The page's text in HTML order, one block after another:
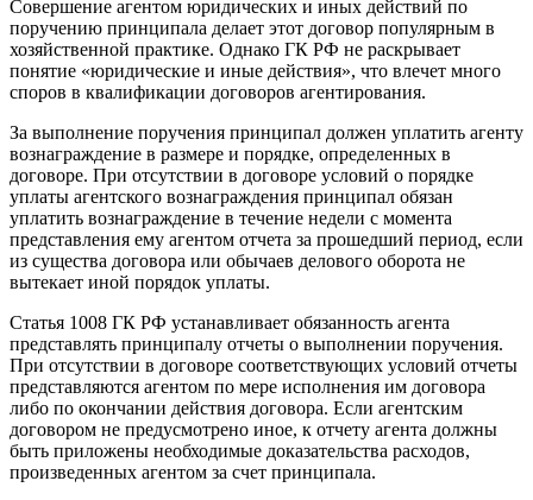
Совершение агентом юридических и иных действий по
поручению принципала делает этот договор популярным в
хозяйственной практике. Однако ГК РФ не раскрывает
понятие «юридические и иные действия», что влечет много
споров в квалификации договоров агентирования.
За выполнение поручения принципал должен уплатить агенту
вознаграждение в размере и порядке, определенных в
договоре. При отсутствии в договоре условий о порядке
уплаты агентского вознаграждения принципал обязан
уплатить вознаграждение в течение недели с момента
представления ему агентом отчета за прошедший период, если
из существа договора или обычаев делового оборота не
вытекает иной порядок уплаты.
Статья 1008 ГК РФ устанавливает обязанность агента
представлять принципалу отчеты о выполнении поручения.
При отсутствии в договоре соответствующих условий отчеты
представляются агентом по мере исполнения им договора
либо по окончании действия договора. Если агентским
договором не предусмотрено иное, к отчету агента должны
быть приложены необходимые доказательства расходов,
произведенных агентом за счет принципала.